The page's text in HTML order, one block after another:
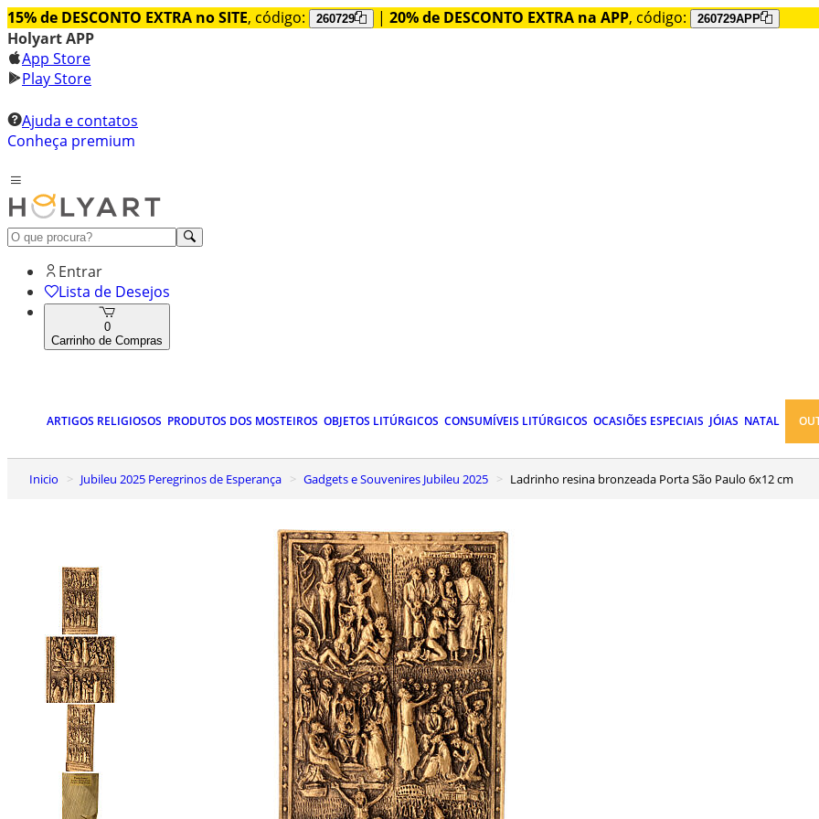
15% de DESCONTO EXTRA no SITE, código: 260729 | 20% de DESCONTO EXTRA na APP, código: 260729APP
Holyart APP
App Store
Play Store
Ajuda e contatos
Conheça premium
Entrar
Lista de Desejos
0
Carrinho de Compras
ARTIGOS RELIGIOSOS PRODUTOS DOS MOSTEIROS OBJETOS LITÚRGICOS CONSUMÍVEIS LITÚRGICOS OCASIÕES ESPECIAIS JÓIAS NATAL
Inicio Jubileu 2025 Peregrinos de Esperança Gadgets e Souvenires Jubileu 2025 Ladrinho resina bronzeada Porta São Paulo 6x12 cm